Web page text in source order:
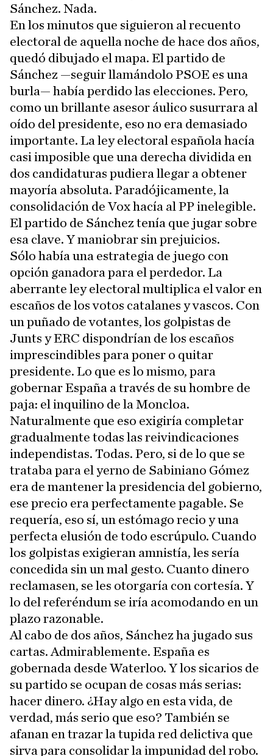
Sánchez. Nada.
En los minutos que siguieron al recuento
electoral de aquella noche de hace dos años,
quedó dibujado el mapa. El partido de
Sánchez —seguir llamándolo PSOE es una
burla— había perdido las elecciones. Pero,
como un brillante asesor áulico susurrara al
oído del presidente, eso no era demasiado
importante. La ley electoral española hacía
casi imposible que una derecha dividida en
dos candidaturas pudiera llegar a obtener
mayoría absoluta. Paradójicamente, la
consolidación de Vox hacía al PP inelegible.
El partido de Sánchez tenía que jugar sobre
esa clave. Y maniobrar sin prejuicios.
Sólo había una estrategia de juego con
opción ganadora para el perdedor. La
aberrante ley electoral multiplica el valor en
escaños de los votos catalanes y vascos. Con
un puñado de votantes, los golpistas de
Junts y ERC dispondrían de los escaños
imprescindibles para poner o quitar
presidente. Lo que es lo mismo, para
gobernar España a través de su hombre de
paja: el inquilino de la Moncloa.
Naturalmente que eso exigiría completar
gradualmente todas las reivindicaciones
independistas. Todas. Pero, si de lo que se
trataba para el yerno de Sabiniano Gómez
era de mantener la presidencia del gobierno,
ese precio era perfectamente pagable. Se
requería, eso sí, un estómago recio y una
perfecta elusión de todo escrúpulo. Cuando
los golpistas exigieran amnistía, les sería
concedida sin un mal gesto. Cuanto dinero
reclamasen, se les otorgaría con cortesía. Y
lo del referéndum se iría acomodando en un
plazo razonable.
Al cabo de dos años, Sánchez ha jugado sus
cartas. Admirablemente. España es
gobernada desde Waterloo. Y los sicarios de
su partido se ocupan de cosas más serias:
hacer dinero. ¿Hay algo en esta vida, de
verdad, más serio que eso? También se
afanan en trazar la tupida red delictiva que
sirva para consolidar la impunidad del robo.